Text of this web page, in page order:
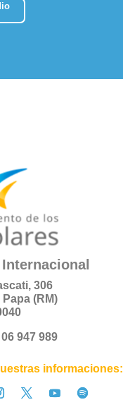
306
(RM)
947 989
informaciones: